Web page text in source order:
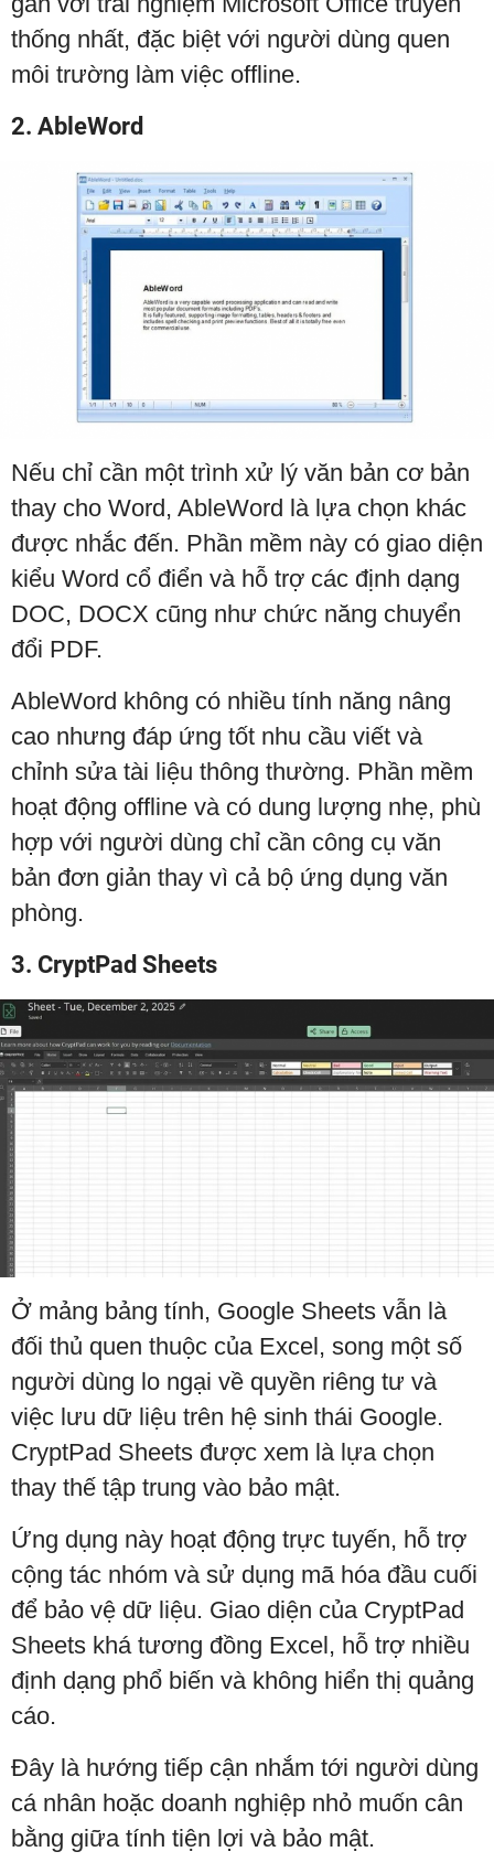
thống nhất, đặc biệt với người dùng quen
môi trường làm việc offline.
2. AbleWord
Nếu chỉ cần một trình xử lý văn bản cơ bản
thay cho Word, AbleWord là lựa chọn khác
được nhắc đến. Phần mềm này có giao diện
kiểu Word cổ điển và hỗ trợ các định dạng
DOC, DOCX cũng như chức năng chuyển
đổi PDF.
AbleWord không có nhiều tính năng nâng
cao nhưng đáp ứng tốt nhu cầu viết và
chỉnh sửa tài liệu thông thường. Phần mềm
hoạt động offline và có dung lượng nhẹ, phù
hợp với người dùng chỉ cần công cụ văn
bản đơn giản thay vì cả bộ ứng dụng văn
phòng.
3. CryptPad Sheets
Ở mảng bảng tính, Google Sheets vẫn là
đối thủ quen thuộc của Excel, song một số
người dùng lo ngại về quyền riêng tư và
việc lưu dữ liệu trên hệ sinh thái Google.
CryptPad Sheets được xem là lựa chọn
thay thế tập trung vào bảo mật.
Ứng dụng này hoạt động trực tuyến, hỗ trợ
cộng tác nhóm và sử dụng mã hóa đầu cuối
để bảo vệ dữ liệu. Giao diện của CryptPad
Sheets khá tương đồng Excel, hỗ trợ nhiều
định dạng phổ biến và không hiển thị quảng
cáo.
Đây là hướng tiếp cận nhắm tới người dùng
cá nhân hoặc doanh nghiệp nhỏ muốn cân
bằng giữa tính tiện lợi và bảo mật.